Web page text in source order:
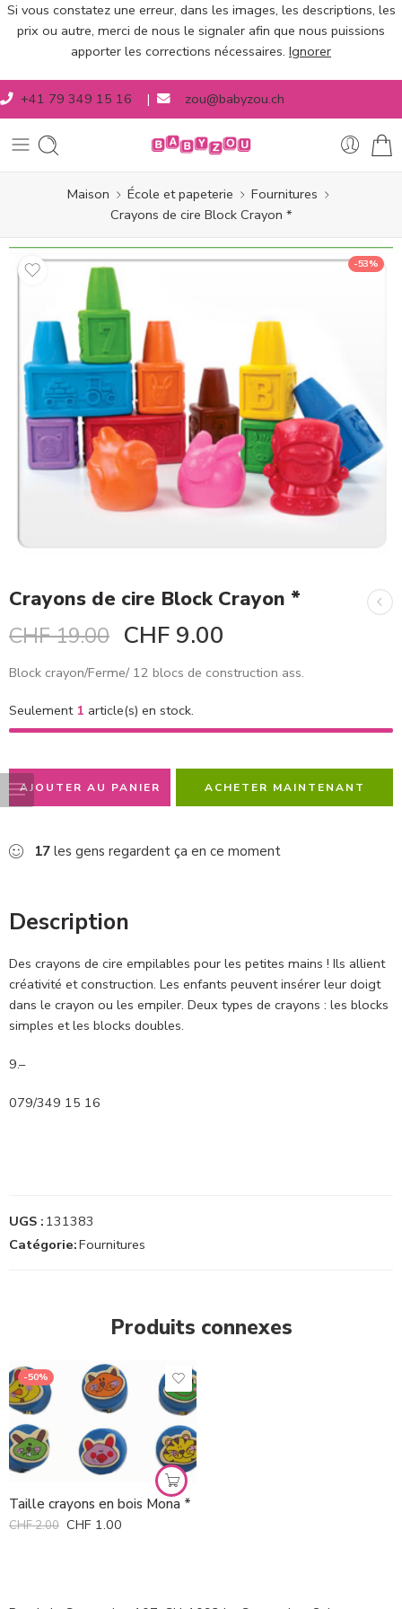
Si vous constatez une erreur, dans les images, les descriptions, les
prix ou autre, merci de nous le signaler afin que nous puissions
apporter les corrections nécessaires. Ignorer
+41 79 349 15 16 | zou@babyzou.ch
Maison École et papeterie
Fournitures
Crayons de cire Block Crayon *
-53%
Crayons de cire Block Crayon *
CHF19.00 CHF 9.00
Block crayon/Ferme/ 12 blocs de construction ass.
Seulement 1 article(s) en stock.
AJOUTER AU PANIER ACHETER MAINTENANT
17 les gens regardent ça en ce moment
Description
Des crayons de cire empilables pour les petites mains ! Ils allient
créativité et construction. Les enfants peuvent insérer leur doigt
dans le crayon ou les empiler. Deux types de crayons : les blocks
simples et les blocks doubles.
9.–
079/349 15 16
UGS : 131383
Catégorie:Fournitures
Produits connexes
-50%
Taille crayons en bois Mona *
CHF2.00 CHF 1.00